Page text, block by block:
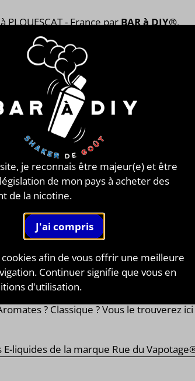
PLOUESCAT - France parBAR à DIY®.
propylène glycol végétal
Classic Ohio de la marque Rue du
en flacon de 50ml, 125ml, 250ml,
À VAPER !
e-liquidesinstallé depuis 2010 en
Rue du Vapotage ®vous propose une
de 200 saveurs d'eliquides
plus qu’à choisir et vous laisser
vous proposedes saveurs que vous ne
comme des saveurs d’aromates
lavande, la verveine et d’autres plus
les autres. Rue du Vapotage® propose un
arômes, peu importe vos envies : Fruits
? Classique ? Vous le trouverez ici
E-liquides de la marque Rue du
je reconnais être majeur(e) et être
de mon pays à acheter des
de la nicotine.
afin de vous offrir une meilleure
Continuer signifie que vous en
d'utilisation.